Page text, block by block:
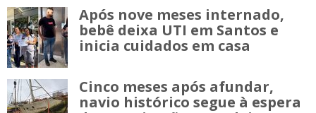
Após nove meses internado,
bebê deixa UTI em Santos e
inicia cuidados em casa
Cinco meses após afundar,
navio histórico segue à espera